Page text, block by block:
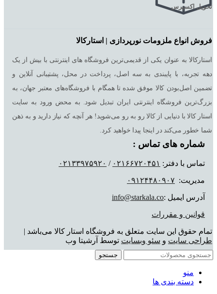
تحویل اکسپرس
فروش انواع ملزومات نورپردازی | استارکالا
استارکالا به عنوان یکی از قدیمی‌ترین فروشگاه های اینترنتی با بیش از یک
دهه تجربه، با پایبندی به سه اصل، پرداخت در محل، پشتیبانی آنلاین و
تضمین اصل‌بودن کالا موفق شده تا همگام با فروشگاه‌های معتبر جهان، به
بزرگ‌ترین فروشگاه اینترنتی ایران تبدیل شود. به محض ورود به سایت
استار کالا با دنیایی از کالا رو به رو می‌شوید! هر آنچه که نیاز دارید و به ذهن
شما خطور می‌کند در اینجا پیدا خواهید کرد.
شماره های تماس :
تماس با دفتر: ٠٢١۶۶٧٢٠۴۵١ / ٠٢١٣٣٩٧۵٩٢٠
مدیریت: ٠٩١٢۴۴٨٠٩٠٧
آدرس ایمیل :info@starkala.co
قوانین و مقررات
تمام حقوق این سایت متعلق به فروشگاه استار کالا می‌باشد |
طراحی سایت و سئو وبسایت توسط آرشیتا وب
جستجو
منو
دسته بندی ها